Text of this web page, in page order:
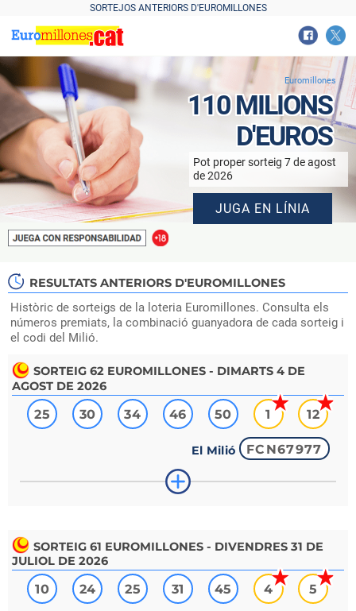
RESULTATS ANTERIORS D'EUROMILLONES
Històric de sorteigs de la loteria Euromillones. Consulta els
números premiats, la combinació guanyadora de cada sorteig i
el codi del Milió.
SORTEIG 62 EUROMILLONES - DIMARTS 4 DE
AGOST DE 2026
25 30 34 46 50 1 12
El Milió FCN67977
SORTEIG 61 EUROMILLONES - DIVENDRES 31 DE
JULIOL DE 2026
10 24 25 31 45 4 5
Euromillones
110 MILIONS
D'EUROS
Pot proper sorteig 7 de agost
de 2026
JUGA EN LÍNIA